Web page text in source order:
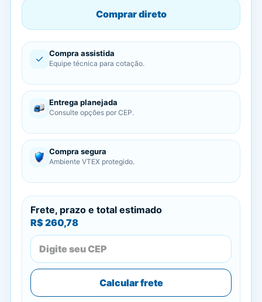
Comprar direto
✓ Compra assistida
Equipe técnica para cotação.
Entrega planejada
Consulte opções por CEP.
Compra segura
Ambiente VTEX protegido.
Frete, prazo e total estimado
R$ 260,78
Calcular frete